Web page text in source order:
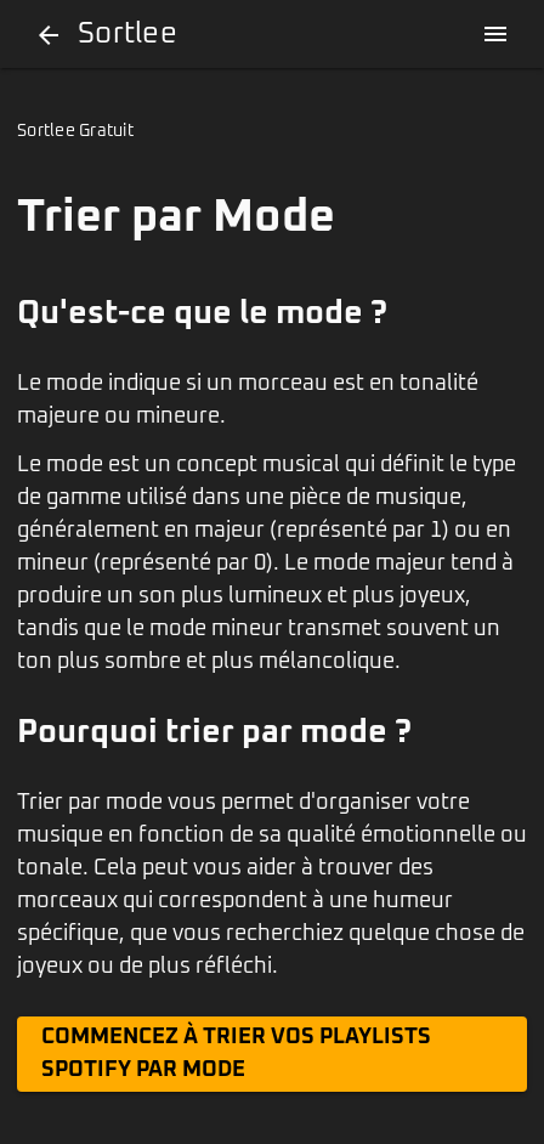
arrow_back Sortlee menu
Sortlee Gratuit
Trier par Mode
Qu'est-ce que le mode ?
Le mode indique si un morceau est en tonalité
majeure ou mineure.
Le mode est un concept musical qui définit le type
de gamme utilisé dans une pièce de musique,
généralement en majeur (représenté par 1) ou en
mineur (représenté par 0). Le mode majeur tend à
produire un son plus lumineux et plus joyeux,
tandis que le mode mineur transmet souvent un
ton plus sombre et plus mélancolique.
Pourquoi trier par mode ?
Trier par mode vous permet d'organiser votre
musique en fonction de sa qualité émotionnelle ou
tonale. Cela peut vous aider à trouver des
morceaux qui correspondent à une humeur
spécifique, que vous recherchiez quelque chose de
joyeux ou de plus réfléchi.
COMMENCEZ À TRIER VOS PLAYLISTS
SPOTIFY PAR MODE